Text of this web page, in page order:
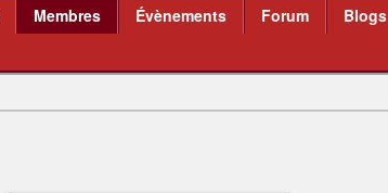
Membres Évènements Forum Blogs